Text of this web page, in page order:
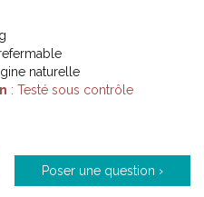
naturelle
: Testé sous contrôle
Poser une question ›